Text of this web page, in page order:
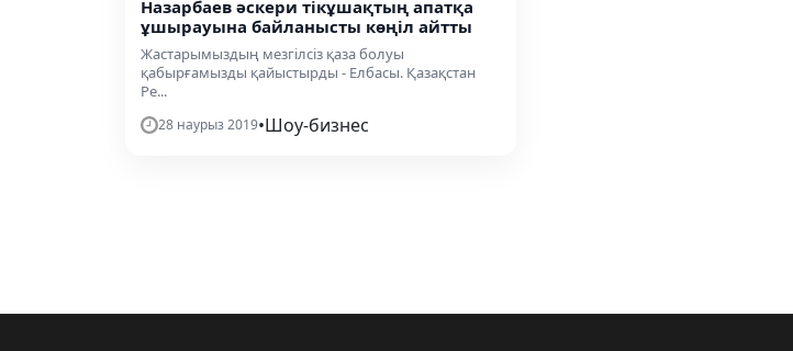
Назарбаев әскери тікұшақтың апатқа
ұшырауына байланысты көңіл айтты
Жастарымыздың мезгілсіз қаза болуы
қабырғамызды қайыстырды - Елбасы. Қазақстан
Ре...
28 наурыз 2019•Шоу-бизнес